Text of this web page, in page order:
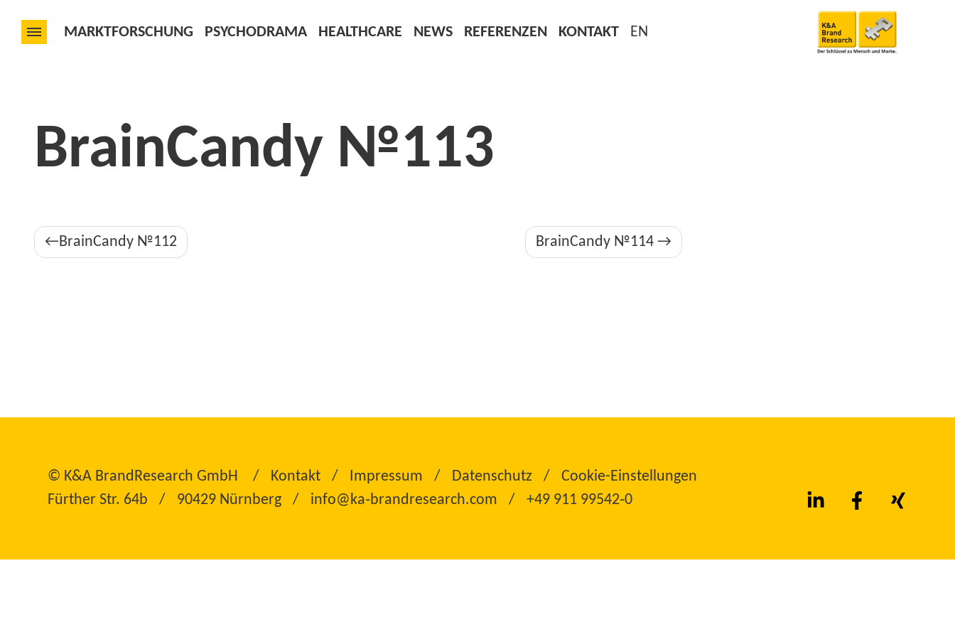
MARKTFORSCHUNG PSYCHODRAMA HEALTHCARE NEWS REFERENZEN KONTAKT EN
BrainCandy №113
Beitragsnavigation
BrainCandy №112 BrainCandy №114
© K&A BrandResearch GmbH Kontakt Impressum Datenschutz
Cookie-Einstellungen
Fürther Str. 64b
90429 Nürnberg info@ka‑brandresearch.com +49 911 99542‑0